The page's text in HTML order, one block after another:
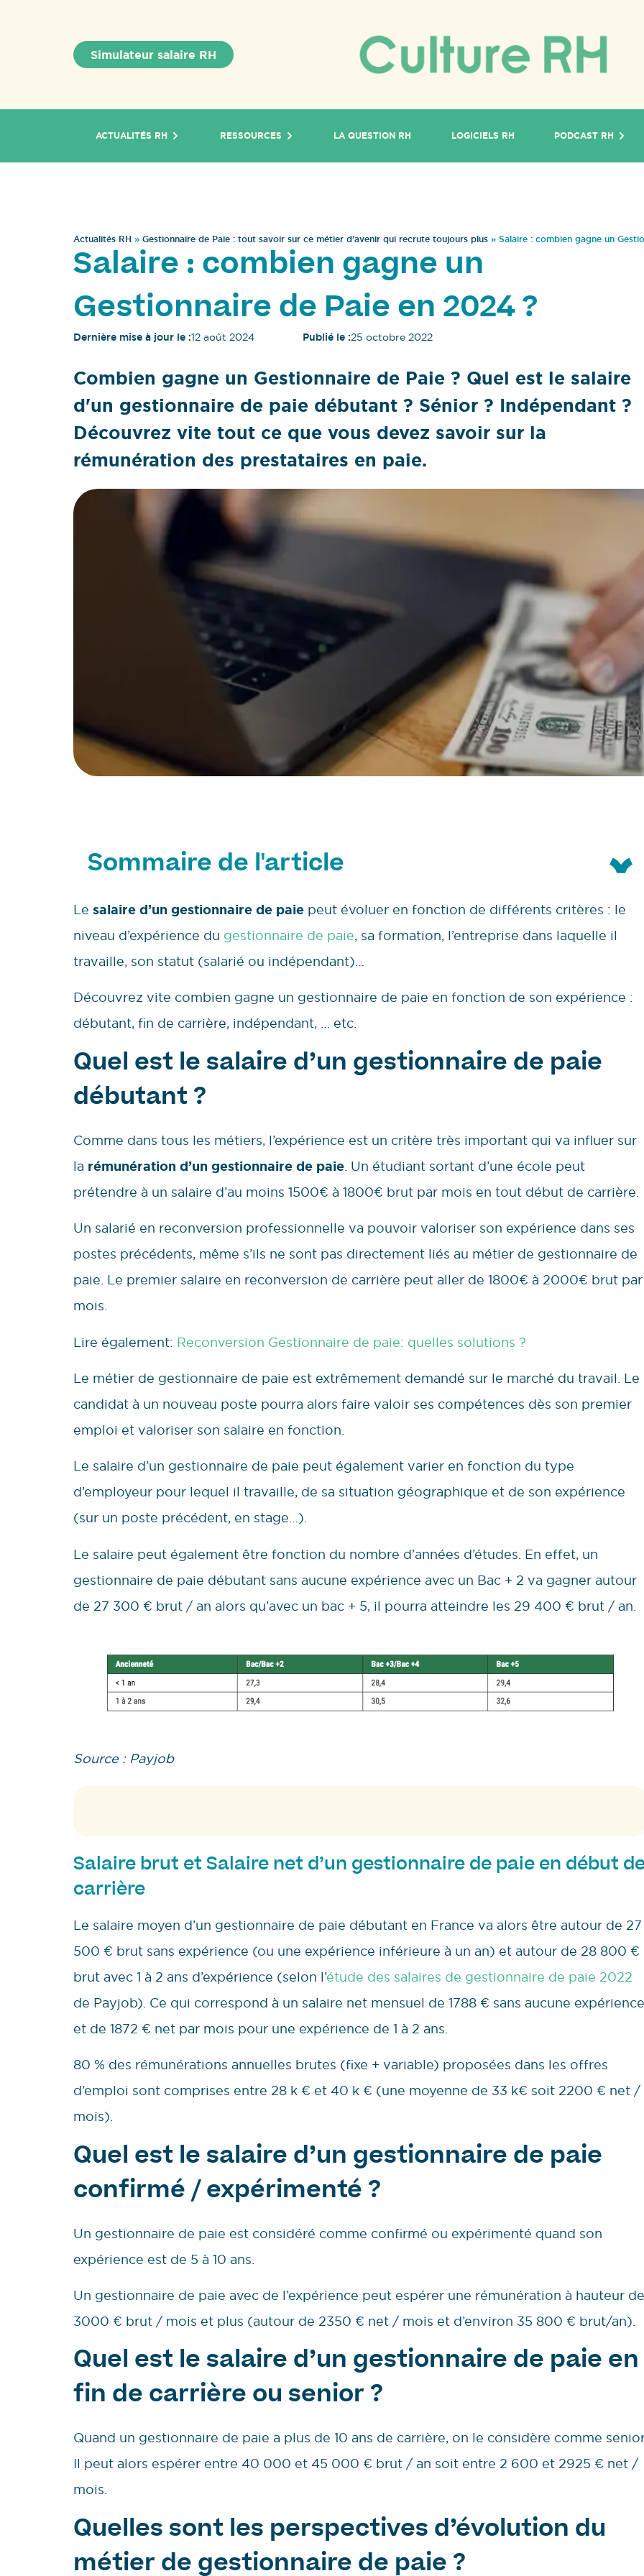
Simulateur salaire RH
ACTUALITÉS RH RESSOURCES LA QUESTION RH LOGICIELS RH PODCAST RH
Actualités RH » Gestionnaire de Paie : tout savoir sur ce métier d’avenir qui recrute toujours plus » Salaire : combien gagne un
Salaire : combien gagne un
Gestionnaire de Paie en 2024 ?
Dernière mise à jour le :12 août 2024 Publié le :25 octobre 2022
Combien gagne un Gestionnaire de Paie ? Quel est le salaire
d'un gestionnaire de paie débutant ? Sénior ? Indépendant ?
Découvrez vite tout ce que vous devez savoir sur la
rémunération des prestataires en paie.
Sommaire de l'article
Le salaire d’un gestionnaire de paie peut évoluer en fonction de différents critères : le
niveau d’expérience du gestionnaire de paie, sa formation, l’entreprise dans laquelle il
travaille, son statut (salarié ou indépendant)…
Découvrez vite combien gagne un gestionnaire de paie en fonction de son expérience :
débutant, fin de carrière, indépendant, … etc.
Quel est le salaire d’un gestionnaire de paie
débutant ?
Comme dans tous les métiers, l’expérience est un critère très important qui va influer sur
la rémunération d’un gestionnaire de paie. Un étudiant sortant d’une école peut
prétendre à un salaire d’au moins 1500€ à 1800€ brut par mois en tout début de carrière.
Un salarié en reconversion professionnelle va pouvoir valoriser son expérience dans ses
postes précédents, même s’ils ne sont pas directement liés au métier de gestionnaire de
paie. Le premier salaire en reconversion de carrière peut aller de 1800€ à 2000€ brut par
mois.
Lire également: Reconversion Gestionnaire de paie: quelles solutions ?
Le métier de gestionnaire de paie est extrêmement demandé sur le marché du travail. Le
candidat à un nouveau poste pourra alors faire valoir ses compétences dès son premier
emploi et valoriser son salaire en fonction.
Le salaire d’un gestionnaire de paie peut également varier en fonction du type
d’employeur pour lequel il travaille, de sa situation géographique et de son expérience
(sur un poste précédent, en stage…).
Le salaire peut également être fonction du nombre d’années d’études. En effet, un
gestionnaire de paie débutant sans aucune expérience avec un Bac + 2 va gagner autour
de 27 300 € brut / an alors qu’avec un bac + 5, il pourra atteindre les 29 400 € brut / an.
Source : Payjob
Salaire brut et Salaire net d’un gestionnaire de paie en début
carrière
Le salaire moyen d’un gestionnaire de paie débutant en France va alors être autour de 27
500 € brut sans expérience (ou une expérience inférieure à un an) et autour de 28 800 €
brut avec 1 à 2 ans d’expérience (selon l’étude des salaires de gestionnaire de paie 2022
de Payjob). Ce qui correspond à un salaire net mensuel de 1788 € sans aucune expérience
et de 1872 € net par mois pour une expérience de 1 à 2 ans.
80 % des rémunérations annuelles brutes (fixe + variable) proposées dans les offres
d’emploi sont comprises entre 28 k € et 40 k € (une moyenne de 33 k€ soit 2200 € net /
mois).
Quel est le salaire d’un gestionnaire de paie
confirmé / expérimenté ?
Un gestionnaire de paie est considéré comme confirmé ou expérimenté quand son
expérience est de 5 à 10 ans.
Un gestionnaire de paie avec de l’expérience peut espérer une rémunération à hauteur de
3000 € brut / mois et plus (autour de 2350 € net / mois et d’environ 35 800 € brut/an).
Quel est le salaire d’un gestionnaire de paie en
fin de carrière ou senior ?
Quand un gestionnaire de paie a plus de 10 ans de carrière, on le considère comme
Il peut alors espérer entre 40 000 et 45 000 € brut / an soit entre 2 600 et 2925 € net /
mois.
Quelles sont les perspectives d’évolution du
métier de gestionnaire de paie ?